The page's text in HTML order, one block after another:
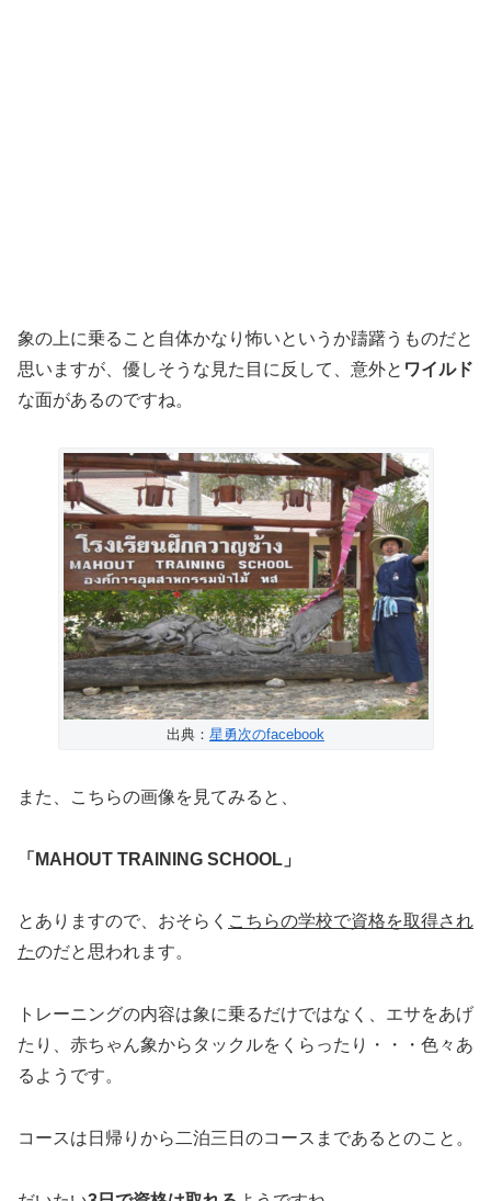
象の上に乗ること自体かなり怖いというか躊躇うものだと
思いますが、優しそうな見た目に反して、意外と ワイルド
な面があるのですね。
出典： 星勇次のfacebook
また、こちらの画像を見てみると、
「MAHOUT TRAINING SCHOOL」
とありますので、おそらく こちらの学校で資格を取得され
たのだと思われます。
トレーニングの内容は象に乗るだけではなく、エサをあげ
たり、赤ちゃん象からタックルをくらったり・・・色々あ
るようです。
コースは日帰りから二泊三日のコースまであるとのこと。